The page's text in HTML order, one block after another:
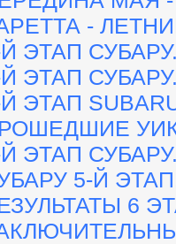
-
Й ЭТАП
ЭТАП
ЭТАП
Й ЭТАП
5-Й
6